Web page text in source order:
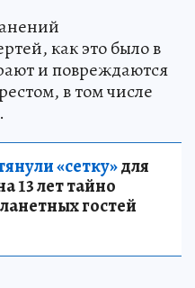
как это было в
и повреждаются
в том числе
«сетку»для
13 лет тайно
гостей